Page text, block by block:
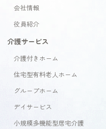
会社情報
役員紹介
介護サービス
介護付きホーム
住宅型有料老人ホーム
グループホーム
デイサービス
小規模多機能型居宅介護